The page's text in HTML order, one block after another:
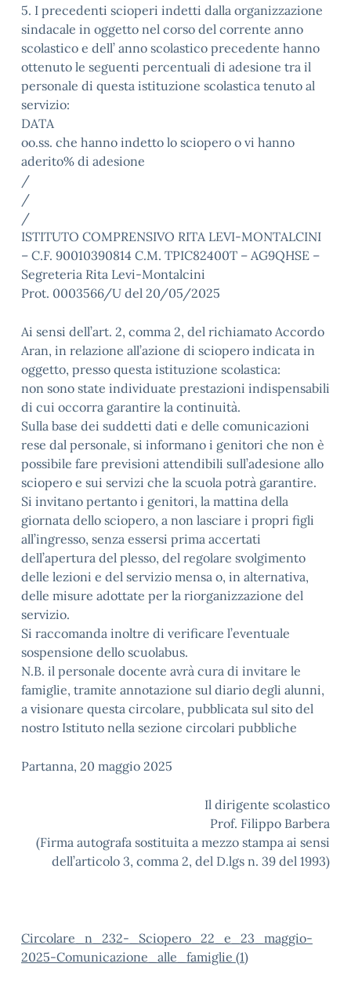
5. I precedenti scioperi indetti dalla organizzazione
sindacale in oggetto nel corso del corrente anno
scolastico e dell’ anno scolastico precedente hanno
ottenuto le seguenti percentuali di adesione tra il
personale di questa istituzione scolastica tenuto al
servizio:
DATA
oo.ss. che hanno indetto lo sciopero o vi hanno
aderito% di adesione
/
/
/
ISTITUTO COMPRENSIVO RITA LEVI-MONTALCINI
– C.F. 90010390814 C.M. TPIC82400T – AG9QHSE –
Segreteria Rita Levi-Montalcini
Prot. 0003566/U del 20/05/2025
Ai sensi dell’art. 2, comma 2, del richiamato Accordo
Aran, in relazione all’azione di sciopero indicata in
oggetto, presso questa istituzione scolastica:
non sono state individuate prestazioni indispensabili
di cui occorra garantire la continuità.
Sulla base dei suddetti dati e delle comunicazioni
rese dal personale, si informano i genitori che non è
possibile fare previsioni attendibili sull’adesione allo
sciopero e sui servizi che la scuola potrà garantire.
Si invitano pertanto i genitori, la mattina della
giornata dello sciopero, a non lasciare i propri figli
all’ingresso, senza essersi prima accertati
dell’apertura del plesso, del regolare svolgimento
delle lezioni e del servizio mensa o, in alternativa,
delle misure adottate per la riorganizzazione del
servizio.
Si raccomanda inoltre di verificare l’eventuale
sospensione dello scuolabus.
N.B. il personale docente avrà cura di invitare le
famiglie, tramite annotazione sul diario degli alunni,
a visionare questa circolare, pubblicata sul sito del
nostro Istituto nella sezione circolari pubbliche
Partanna, 20 maggio 2025
Il dirigente scolastico
Prof. Filippo Barbera
(Firma autografa sostituita a mezzo stampa ai sensi
dell’articolo 3, comma 2, del D.lgs n. 39 del 1993)
Circolare_n_232-_Sciopero_22_e_23_maggio-
2025-Comunicazione_alle_famiglie (1)